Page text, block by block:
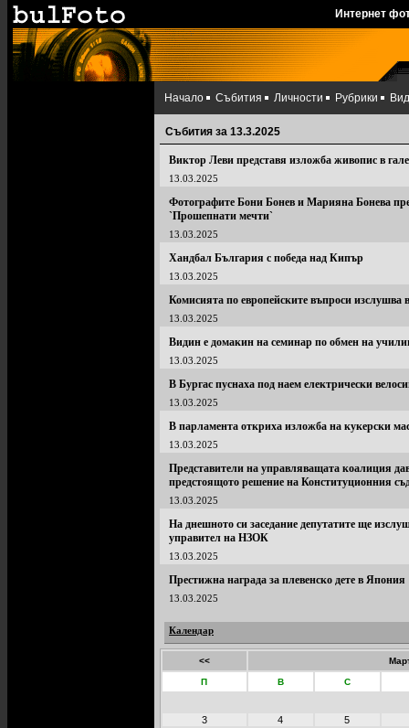
Интернет
Начало Събития Личности Рубрики
Събития за 13.3.2025
Виктор Леви представя изложба живопис в
13.03.2025
Фотографите Бони Бонев и Марияна Бонева
`Прошепнати мечти`
13.03.2025
Хандбал България с победа над Кипър
13.03.2025
Комисията по европейските въпроси изслушва
13.03.2025
Видин е домакин на семинар по обмен на
13.03.2025
В Бургас пуснаха под наем електрически
13.03.2025
В парламента откриха изложба на кукерски
13.03.2025
Представители на управляващата коалиция
предстоящото решение на Конституционния
13.03.2025
На днешното си заседание депутатите ще
управител на НЗОК
13.03.2025
Престижна награда за плевенско дете в Япония
13.03.2025
Календар
<<
П В С
3 4
5